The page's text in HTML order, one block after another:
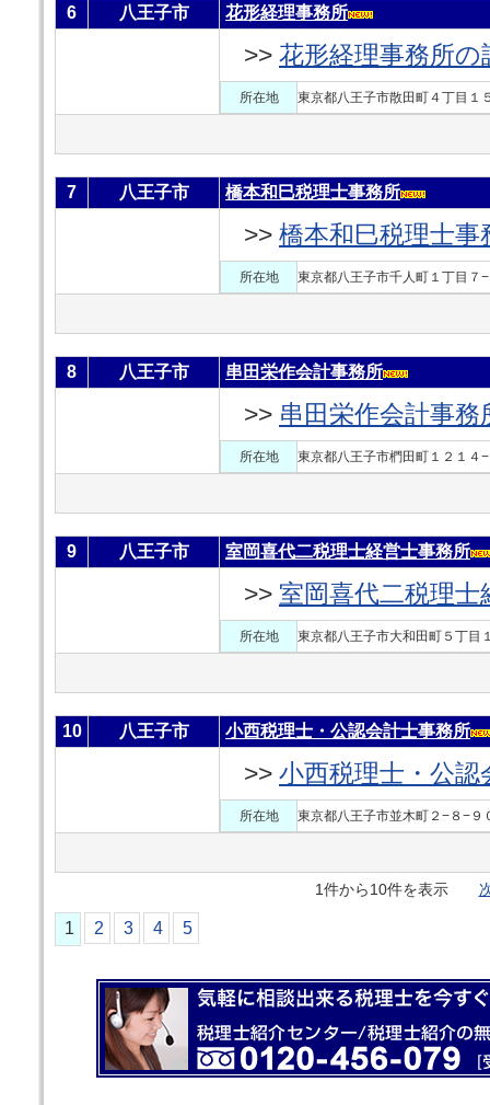
6 八王子市 花形経理事務所
>> 花形経理事務所の
所在地 東京都八王子市散田町４丁目１
7 八王子市 橋本和巳税理士事務所
>> 橋本和巳税理士事
所在地 東京都八王子市千人町１丁目７
8 八王子市 串田栄作会計事務所
>> 串田栄作会計事務
所在地 東京都八王子市椚田町１２１４
9 八王子市 室岡喜代二税理士経営士事務所
>> 室岡喜代二税理
所在地 東京都八王子市大和田町５丁目
10 八王子市 小西税理士・公認会計士事務所
>> 小西税理士・公
所在地 東京都八王子市並木町２−８−９
1件から10件を表示
1 2 3 4 5